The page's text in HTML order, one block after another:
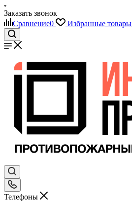
Заказать звонок
Сравнение0 Избранные товары
Телефоны